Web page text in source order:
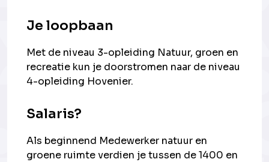
Je loopbaan
Met de niveau 3-opleiding Natuur, groen en
recreatie kun je doorstromen naar de niveau
4-opleiding Hovenier.
Salaris?
Als beginnend Medewerker natuur en
groene ruimte verdien je tussen de 1400 en